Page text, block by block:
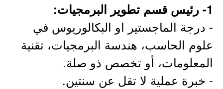
1- رئيس قسم تطوير البرمجيات:
- درجة الماجستير او البكالوريوس في
علوم الحاسب، هندسة البرمجيات، تقنية
المعلومات، أو تخصص ذو صلة.
- خبرة عملية لا تقل عن سنتين.